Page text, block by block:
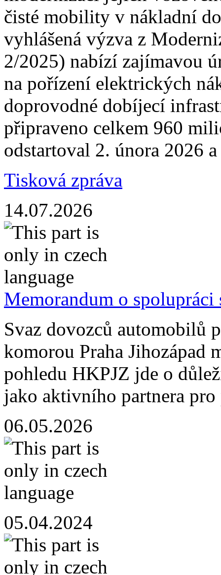
čisté mobility v nákladní
vyhlášená výzva z
2/2025) nabízí zajímavou
na pořízení elektrických
doprovodné dobíjecí
připraveno celkem 960
odstartoval 2. února 2026
Tisková zpráva
14.07.2026
Memorandum o spolupráci
Svaz dovozců automobilů
komorou Praha Jihozápad
pohledu HKPJZ jde o
jako aktivního partnera
06.05.2026
05.04.2024